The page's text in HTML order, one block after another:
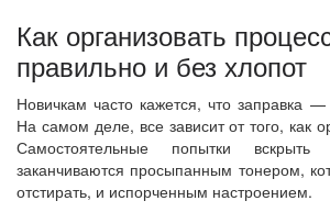
Как организовать
правильно и без хлопот
Новичкам часто кажется, что заправка —
На самом деле, все зависит от того, как
Самостоятельные попытки
заканчиваются просыпанным тонером,
отстирать, и испорченным настроением.